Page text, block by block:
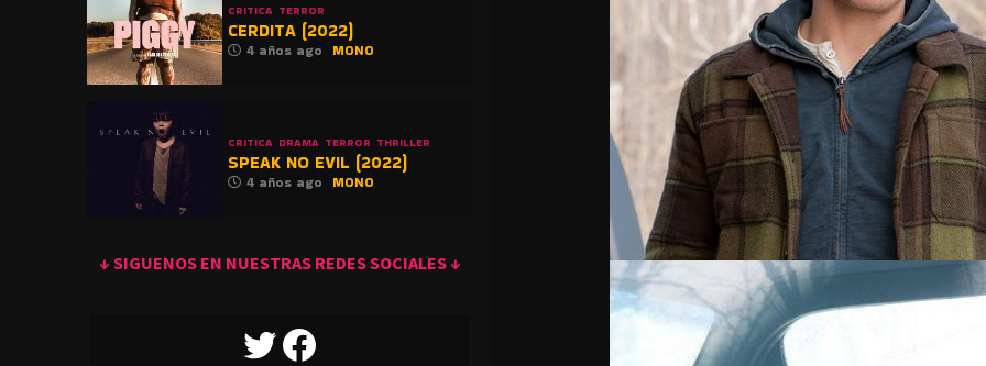
CRITICA TERROR
CERDITA (2022)
4 años ago MONO
CRITICA DRAMA TERROR THRILLER
SPEAK NO EVIL (2022)
4 años ago MONO
↓ SIGUENOS EN NUESTRAS REDES SOCIALES ↓
TWITTERFACEBOOK